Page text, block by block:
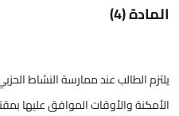
المادة (4)
يلتزم الطالب عند ممارسة النشاط
الأمكنة والأوقات الموافق عليها